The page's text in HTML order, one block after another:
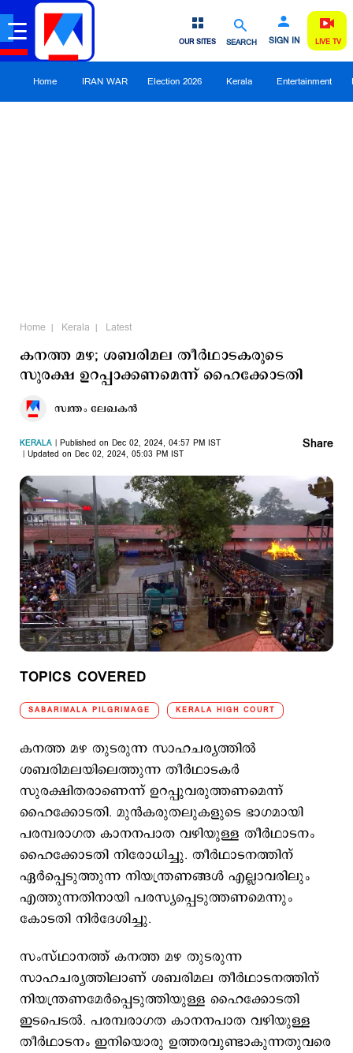
SEARCH SIGN IN
OUR SITES LIVE TV
Home IRAN WAR Election 2026 Kerala Entertainment
Home Kerala Latest
കനത്ത മഴ; ശബരിമല തീർഥാടകരുടെ
സുരക്ഷ ഉറപ്പാക്കണമെന്ന് ഹൈക്കോടതി
സ്വന്തം ലേഖകൻ
KERALA
Published on Dec 02, 2024, 04:57 PM IST
Updated on Dec 02, 2024, 05:03 PM IST
Share
TOPICS COVERED
SABARIMALA PILGRIMAGE KERALA HIGH COURT
കനത്ത മഴ തുടരുന്ന സാഹചര്യത്തിൽ
ശബരിമലയിലെത്തുന്ന തീർഥാടകർ
സുരക്ഷിതരാണെന്ന് ഉറപ്പുവരുത്തണമെന്ന്
ഹൈക്കോടതി. മുൻകരുതലുകളുടെ ഭാഗമായി
പരമ്പരാഗത കാനനപാത വഴിയുള്ള തീർഥാടനം
ഹൈക്കോടതി നിരോധിച്ചു. തീർഥാടനത്തിന്
ഏർപ്പെടുത്തുന്ന നിയന്ത്രണങ്ങൾ എല്ലാവരിലും
എത്തുന്നതിനായി പരസ്യപ്പെടുത്തണമെന്നും
കോടതി നിർദേശിച്ചു.
സംസ്ഥാനത്ത് കനത്ത മഴ തുടരുന്ന
സാഹചര്യത്തിലാണ് ശബരിമല തീർഥാടനത്തിന്
നിയന്ത്രണമേർപ്പെടുത്തിയുള്ള ഹൈക്കോടതി
ഇടപെടൽ. പരമ്പരാഗത കാനനപാത വഴിയുള്ള
തീർഥാടനം ഇനിയൊരു ഉത്തരവുണ്ടാകുന്നതുവരെ